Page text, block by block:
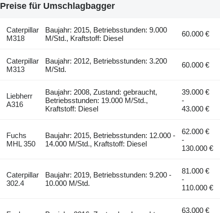
Preise für Umschlagbagger
Caterpillar
M318
Baujahr: 2015, Betriebsstunden: 9.000
M/Std., Kraftstoff: Diesel
60.000 €
Caterpillar
M313
Baujahr: 2012, Betriebsstunden: 3.200
M/Std.
60.000 €
Liebherr
A316
Baujahr: 2008, Zustand: gebraucht,
Betriebsstunden: 19.000 M/Std.,
Kraftstoff: Diesel
39.000 €
-
43.000 €
Fuchs
MHL 350
Baujahr: 2015, Betriebsstunden: 12.000 -
14.000 M/Std., Kraftstoff: Diesel
62.000 €
-
130.000 €
Caterpillar
302.4
Baujahr: 2019, Betriebsstunden: 9.200 -
10.000 M/Std.
81.000 €
-
110.000 €
63.000 €